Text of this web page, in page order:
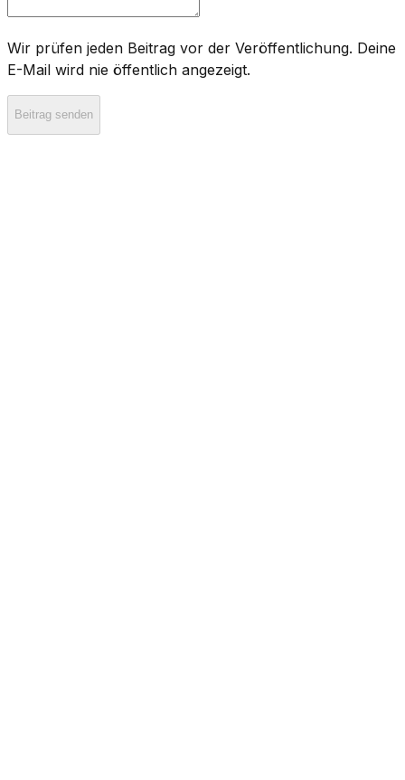
Wir prüfen jeden Beitrag vor der Veröffentlichung. Deine
E-Mail wird nie öffentlich angezeigt.
Beitrag senden